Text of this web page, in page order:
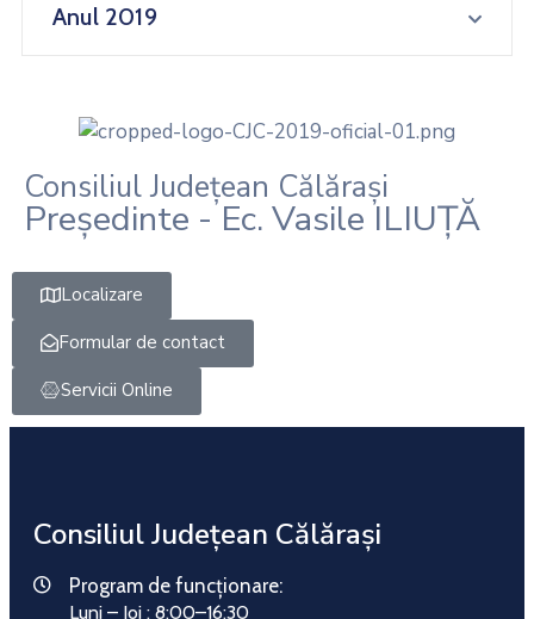
Anul 2019
Consiliul Județean Călărași
Președinte - Ec. Vasile ILIUȚĂ
Localizare
Formular de contact
Servicii Online
Consiliul Județean Călărași
Program de funcționare:
Luni – Joi : 8:00–16:30